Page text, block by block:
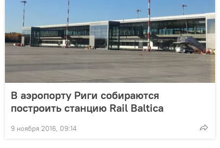
В аэропорту Риги собираются
построить станцию Rail Baltica
9 ноября 2016, 09:14